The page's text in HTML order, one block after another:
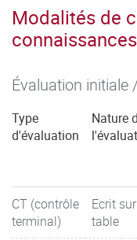
Modalités de
connaissances
Évaluation initiale
Type
d'évaluation
Nature
CT (contrôle
terminal)
Ecrit sur
table